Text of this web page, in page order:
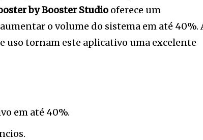
by Booster Studio oferece um
o volume do sistema em até 40%.
uso tornam este aplicativo uma excelente
em até 40%.